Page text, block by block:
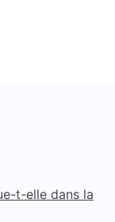
t-elle dans la